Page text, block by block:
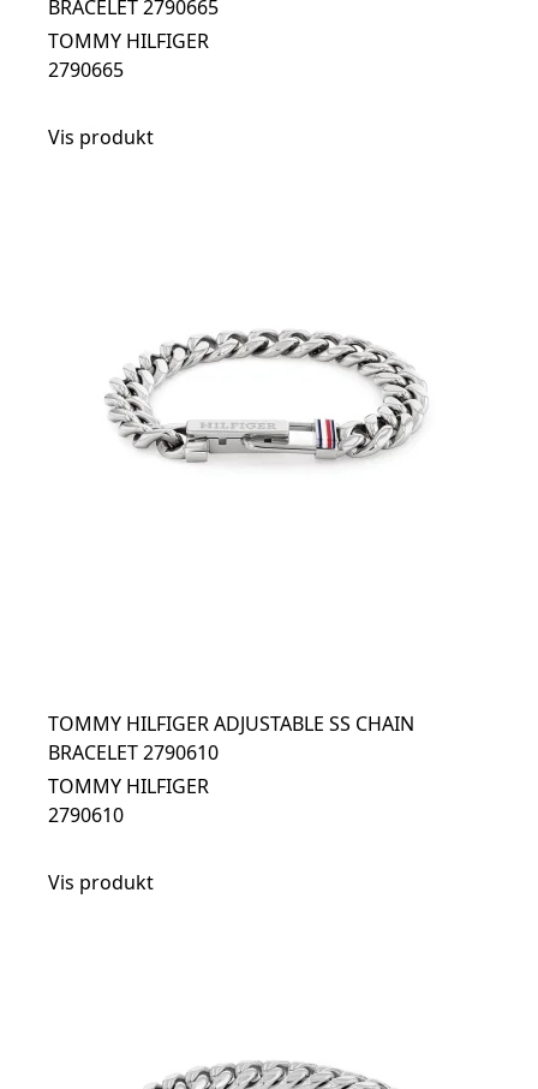
BRACELET 2790665
TOMMY HILFIGER
2790665
Vis produkt
TOMMY HILFIGER ADJUSTABLE SS CHAIN
BRACELET 2790610
TOMMY HILFIGER
2790610
Vis produkt